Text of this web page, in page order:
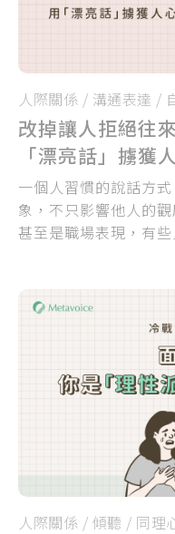
人際關係 / 溝通表達 /
改掉讓人拒絕往
「漂亮話」擄獲
一個人習慣的說話方
象，不只影響他人的
甚至是職場表現，有
自「說話習慣」！
人際關係 / 傾聽 / 同理